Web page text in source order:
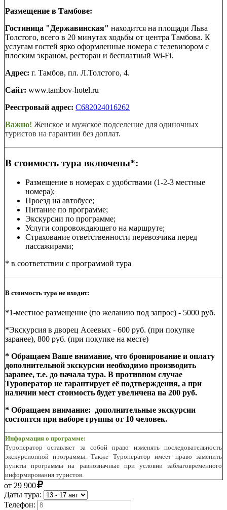
Размещение в Тамбове:
Гостиница "Державинская" находится на площади Льва
Толстого, всего в 20 минутах ходьбы от центра Тамбова. К
услугам гостей ярко оформленные номера с телевизором с
плоским экраном, ресторан и бесплатный Wi-Fi.
Адрес: г. Тамбов, пл. Л.Толстого, 4.
Сайт: www.tambov-hotel.ru
Реестровый адрес: С682024016262
Важно! Женское и мужское подселение для одиночных
туристов на гарантии без доплат.
В стоимость тура включены*:
Размещение в номерах с удобствами (1-2-3 местные
номера);
Проезд на автобусе;
Питание по программе;
Экскурсии по программе;
Услуги сопровождающего на маршруте;
Страхование ответственности перевозчика перед
пассажирами;
* в соответствии с программой тура
В стоимость тура не входит:
*1-местное размещение (по желанию под запрос) - 5000 руб.
*Экскурсия в дворец Асеевых - 600 руб. (при покупке
заранее), 800 руб. (при покупке на месте)
* Обращаем Ваше внимание, что бронирование и оплату
дополнительной экскурсии необходимо производить
заранее, т.е. до начала тура. В противном случае
Туроператор не гарантирует её подтверждения, а при
наличии мест стоимость будет увеличена на 200 руб.
* Обращаем внимание: дополнительные экскурсии
состоятся при наборе группы от 10 человек.
Информация о программе:
Туроператор оставляет за собой право изменять последовательность
экскурсионной программы. Также Туроператор имеет право заменить
пункты программы на равнозначные при условии заблаговременного
информирования туристов.
от 29 900
Даты тура:
Телефон: